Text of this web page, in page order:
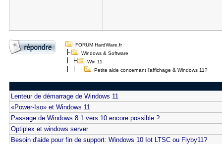
FORUM HardWare.fr
Windows & Software
Win 11
Petite aide concernant l'affichage & Windows 11?
Lenteur de démarrage de Windows 11
«Power-Iso» et Windows 11
Passage de Windows 8.1 vers 10 encore possible ?
Optiplex et windows server
Besoin d'aide pour fin de support: Windows 10 Iot LTSC ou Flyby11?